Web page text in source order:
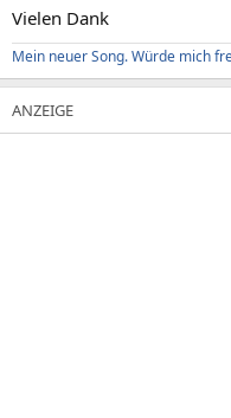
Vielen Dank
Mein neuer Song. Würde mich